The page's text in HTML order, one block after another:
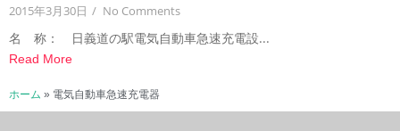
2015年3月30日 / No Comments
名 称： 日義道の駅電気自動車急速充電設...
Read More
ホーム » 電気自動車急速充電器